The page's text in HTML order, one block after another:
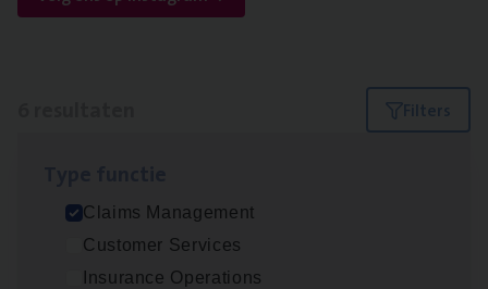
Filters
Claims Management
Customer Services
Insurance Operations
Insu­ran­ce Bro­ker Trans­port
Sales Management
Antwerpen